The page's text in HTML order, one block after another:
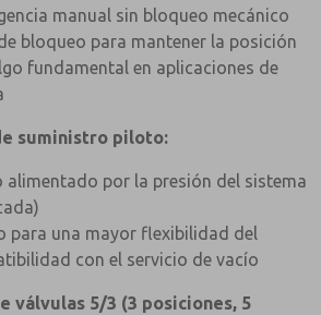
manual sin bloqueo mecánico
bloqueo para mantener la posición
fundamental en aplicaciones de
suministro piloto:
alimentado por la presión del sistema
para una mayor flexibilidad del
con el servicio de vacío
válvulas 5/3 (3 posiciones, 5